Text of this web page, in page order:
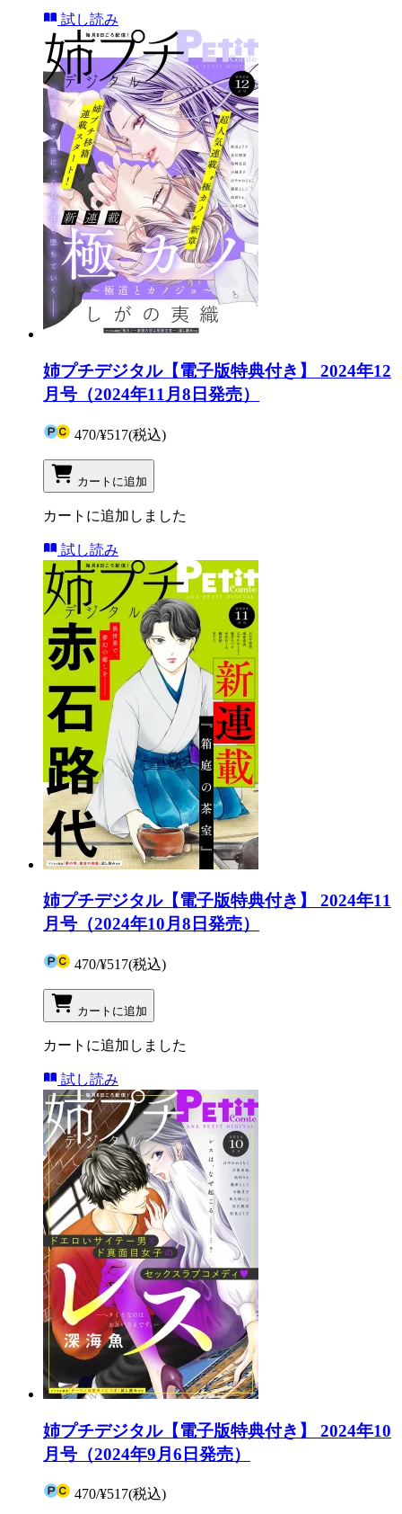
試し読み
姉プチデジタル【電子版特典付き】 2024年12
月号（2024年11月8日発売）
470/¥517(税込)
カートに追加
カートに追加しました
試し読み
姉プチデジタル【電子版特典付き】 2024年11
月号（2024年10月8日発売）
470/¥517(税込)
カートに追加
カートに追加しました
試し読み
姉プチデジタル【電子版特典付き】 2024年10
月号（2024年9月6日発売）
470/¥517(税込)